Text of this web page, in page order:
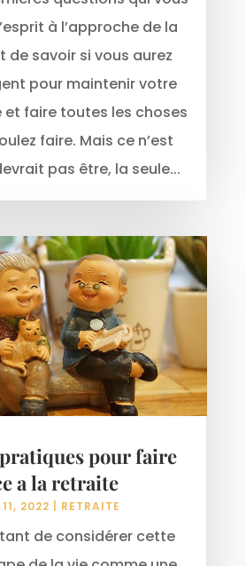
à l’approche de la
de savoir si vous aurez
pour maintenir votre
et faire toutes les choses
faire. Mais ce n’est
pas être, la seule...
pour faire
a la retraite
2022 RETRAITE
de considérer cette